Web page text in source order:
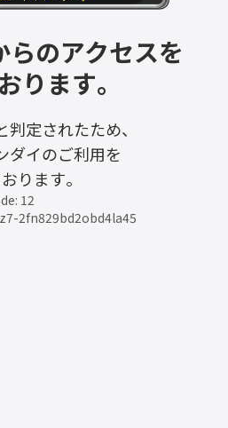
のアクセスを
ります。
定されたため、
ダイのご利用を
ります。
12
2fn829bd2obd4la45